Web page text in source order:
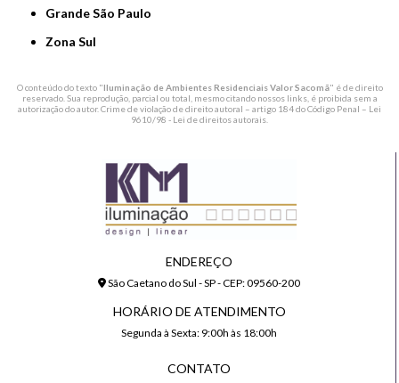
Grande São Paulo
Zona Sul
O conteúdo do texto "Iluminação de Ambientes Residenciais Valor Sacomã" é de direito
reservado. Sua reprodução, parcial ou total, mesmo citando nossos links, é proibida sem a
autorização do autor. Crime de violação de direito autoral – artigo 184 do Código Penal – Lei
9610/98 - Lei de direitos autorais
ENDEREÇO
São Caetano do Sul - SP - CEP: 09560-200
HORÁRIO DE ATENDIMENTO
Segunda à Sexta: 9:00h às 18:00h
CONTATO